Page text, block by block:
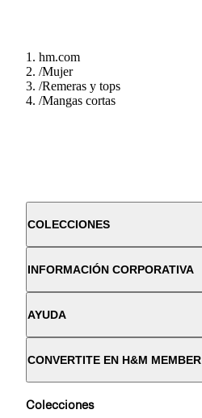
hm.com
/Mujer
/Remeras y tops
/Mangas cortas
COLECCIONES
INFORMACIÓN CORPORATIVA
AYUDA
CONVERTITE EN H&M MEMBER
Colecciones